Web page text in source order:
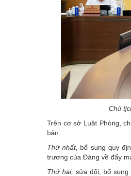
Chủ
Trên cơ sở Luật Phòng,
bản.
Thứ nhất, bổ sung quy
trương của Đảng về đẩy
Thứ hai, sửa đổi, bổ